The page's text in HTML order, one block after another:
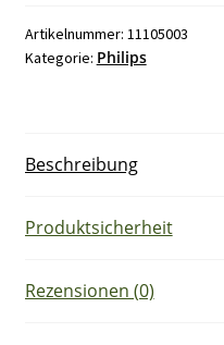
Menge
Artikelnummer: 11105003
Kategorie: Philips
Beschreibung
Produktsicherheit
Rezensionen (0)